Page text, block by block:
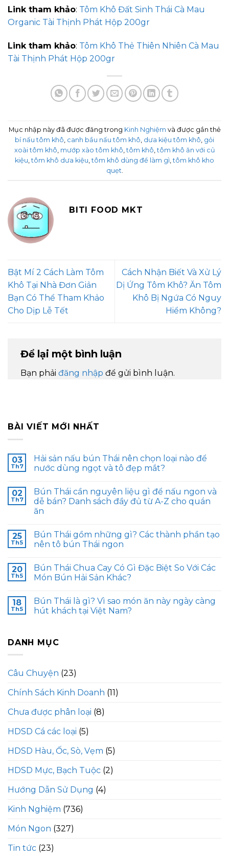
Link tham khảo: Tôm Khô Đất Sinh Thái Cà Mau
Organic Tài Thịnh Phát Hộp 200gr
Link tham khảo: Tôm Khô Thẻ Thiên Nhiên Cà Mau
Tài Thịnh Phát Hộp 200gr
Mục nhập này đã được đăng trong Kinh Nghiệm và được gắn thẻ
bí nấu tôm khô canh bầu nấu tôm khô dưa kiệu tôm khô gỏi
xoài tôm khô mướp xào tôm khô ,tôm khô ,tôm khô ăn với củ
kiệu ,tôm khô dưa kiệu ,tôm khô dùng để làm gì ,tôm khô kho
quẹt
BITI FOOD MKT
Bật Mí 2 Cách Làm Tôm
Khô Tại Nhà Đơn Giản
Bạn Có Thể Tham Khảo
Cho Dịp Lễ Tết
Cách Nhận Biết Và Xử Lý
Dị Ứng Tôm Khô? Ăn Tôm
Khô Bị Ngứa Có Nguy
Hiểm Không?
Để lại một bình luận
Bạn phải đăng nhập để gửi bình luận.
BÀI VIẾT MỚI NHẤT
03
Th7
Hải sản nấu bún Thái nên chọn loại nào để
nước dùng ngọt và tô đẹp mắt?
02
Th7
Bún Thái cần nguyên liệu gì để nấu ngon và
dễ bán? Danh sách đầy đủ từ A-Z cho quán
ăn
25
Th5
Bún Thái gồm những gì? Các thành phần tạo
nên tô bún Thái ngon
20
Th5
Bún Thái Chua Cay Có Gì Đặc Biệt So Với Các
Món Bún Hải Sản Khác?
18
Th5
Bún Thái là gì? Vì sao món ăn này ngày càng
hút khách tại Việt Nam?
DANH MỤC
Câu Chuyện (23)
Chính Sách Kinh Doanh (11)
Chưa được phân loại (8)
HDSD Cá các loại (5)
HDSD Hàu, Ốc, Sò, Vẹm (5)
HDSD Mực, Bạch Tuộc (2)
Hướng Dẫn Sử Dụng (4)
Kinh Nghiệm (736)
Món Ngon (327)
Tin tức (23)